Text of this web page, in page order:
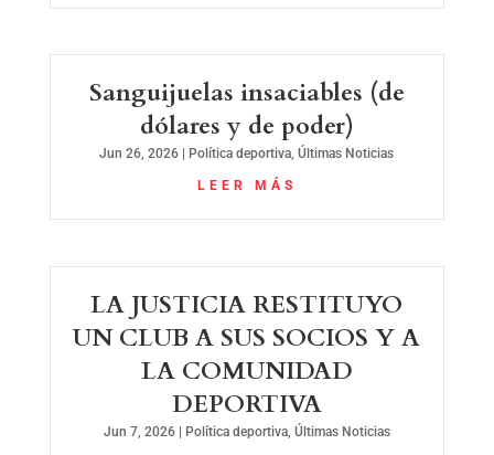
Sanguijuelas insaciables (de
dólares y de poder)
Jun 26, 2026 Política deportiva,Últimas Noticias
LEER MÁS
LA JUSTICIA RESTITUYO
UN CLUB A SUS SOCIOS Y A
LA COMUNIDAD
DEPORTIVA
Jun 7, 2026| Política deportiva, Últimas Noticias